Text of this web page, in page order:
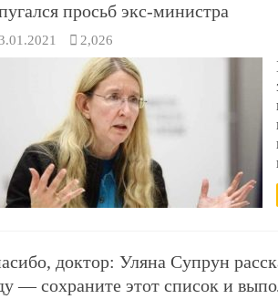
просьб экс-министра
2,026
доктор: Уляна Супрун
— сохраните этот список и